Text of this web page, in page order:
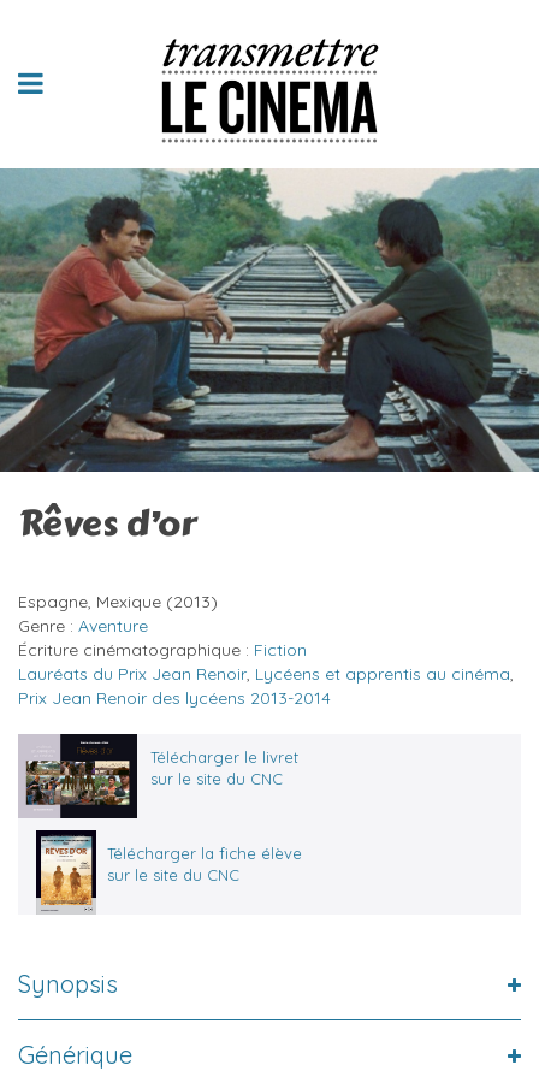
Rêves d’or
Espagne, Mexique (2013)
Genre : Aventure
Écriture cinématographique : Fiction
Lauréats du Prix Jean Renoir, Lycéens et apprentis au cinéma,
Prix Jean Renoir des lycéens 2013-2014
Télécharger le livret
sur le site du CNC
Télécharger la fiche élève
sur le site du CNC
Synopsis
Générique